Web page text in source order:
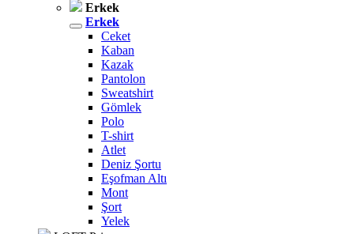
Erkek
Erkek
Ceket
Kaban
Kazak
Pantolon
Sweatshirt
Gömlek
Polo
T-shirt
Atlet
Deniz Şortu
Eşofman Altı
Mont
Şort
Yelek